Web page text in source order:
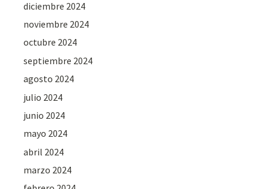
diciembre 2024
noviembre 2024
octubre 2024
septiembre 2024
agosto 2024
julio 2024
junio 2024
mayo 2024
abril 2024
marzo 2024